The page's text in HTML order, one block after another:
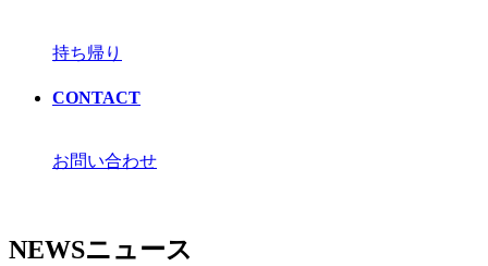
持ち帰り
CONTACT
お問い合わせ
NEWSニュース